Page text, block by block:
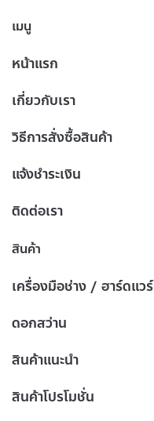
เมนู
หน้าแรก
เกี่ยวกับเรา
วิธีการสั่งซื้อสินค้า
แจ้งชำระเงิน
ติดต่อเรา
สินค้า
เครื่องมือช่าง / ฮาร์ดแวร์
ดอกสว่าน
สินค้าแนะนำ
สินค้าโปรโมชั่น